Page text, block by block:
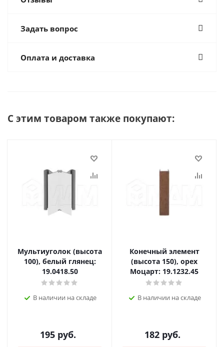
Задать вопрос
Оплата и доставка
С этим товаром также покупают:
Мультиуголок (высота
100), белый глянец:
19.0418.50
В наличии на складе
195 руб.
Конечный элемент
(высота 150), орех
Моцарт: 19.1232.45
В наличии на складе
182 руб.